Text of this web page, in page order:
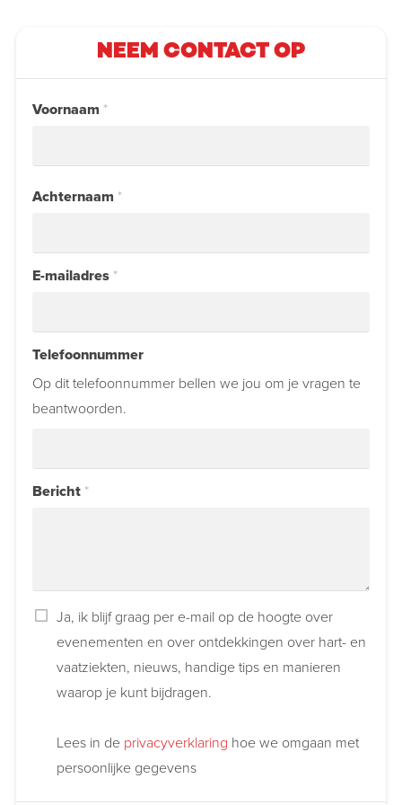
NEEM CONTACT OP
Voornaam *
Achternaam *
E-mailadres *
Telefoonnummer
Op dit telefoonnummer bellen we jou om je vragen te
beantwoorden.
Bericht *
Ja, ik blijf graag per e-mail op de hoogte over
evenementen en over ontdekkingen over hart- en
vaatziekten, nieuws, handige tips en manieren
waarop je kunt bijdragen.
Lees in de privacyverklaring hoe we omgaan met
persoonlijke gegevens